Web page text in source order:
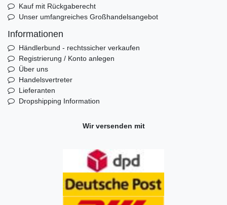
Kauf mit Rückgaberecht
Unser umfangreiches Großhandelsangebot
Informationen
Händlerbund - rechtssicher verkaufen
Registrierung / Konto anlegen
Über uns
Handelsvertreter
Lieferanten
Dropshipping Information
Wir versenden mit